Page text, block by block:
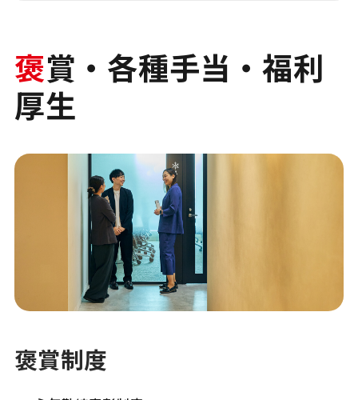
褒賞・各種手当・福利
厚生
褒賞制度